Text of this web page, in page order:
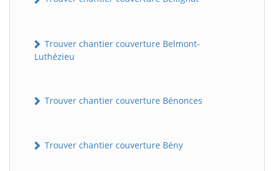
Trouver chantier couverture Belmont-
Luthézieu
Trouver chantier couverture Bénonces
Trouver chantier couverture Bény